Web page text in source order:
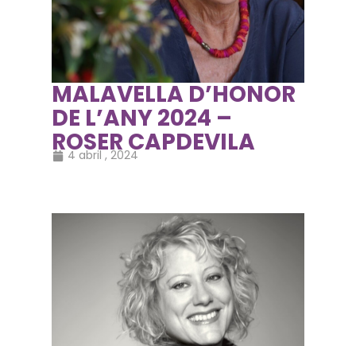
MALAVELLA D’HONOR
DE L’ANY 2024 –
ROSER CAPDEVILA
4 abril , 2024